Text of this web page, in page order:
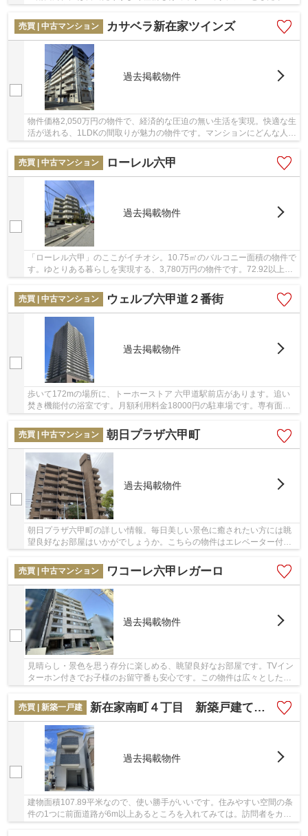
売買 | 中古マンション
カサベラ新在家ツインズ
過去掲載物件
物件価格2,050万円の物件で、経済的な圧迫の無い生活を実現。快適な生
活が送れる、1LDKの間取りが魅力の物件です。マンションにどんな人が
売買 | 中古マンション
ローレル六甲
過去掲載物件
「ローレル六甲」のここがイチオシ。10.75㎡のバルコニー面積の物件で
す。ゆとりある暮らしを実現する、3,780万円の物件です。72.92以上あ
る広いお部屋ですので、ぜひご検討ください。...
売買 | 中古マンション
ウェルブ六甲道２番街
過去掲載物件
歩いて172mの場所に、トーホーストア 六甲道駅前店があります。追い
焚き機能付の浴室です。月額利用料金18000円の駐車場です。専有面積
86.3㎡の物件はいかがですか。不動産の購入を検...
売買 | 中古マンション
朝日プラザ六甲町
過去掲載物件
朝日プラザ六甲町の詳しい情報。毎日美しい景色に癒されたい方には眺
望良好なお部屋はいかがでしょうか。こちらの物件はエレベーター付き
売買 | 中古マンション
ワコーレ六甲レガーロ
過去掲載物件
見晴らし・景色を思う存分に楽しめる、眺望良好なお部屋です。TVイン
ターホン付きでお子様のお留守番も安心です。この物件は広々としたシ
売買 | 新築一戸建
新在家南町４丁目 新築戸建てB号地
過去掲載物件
建物面積107.89平米なので、使い勝手がいいです。住みやすい空間の条
件の1つに前面道路が6m以上あるところを入れてみては。訪問者をカメ